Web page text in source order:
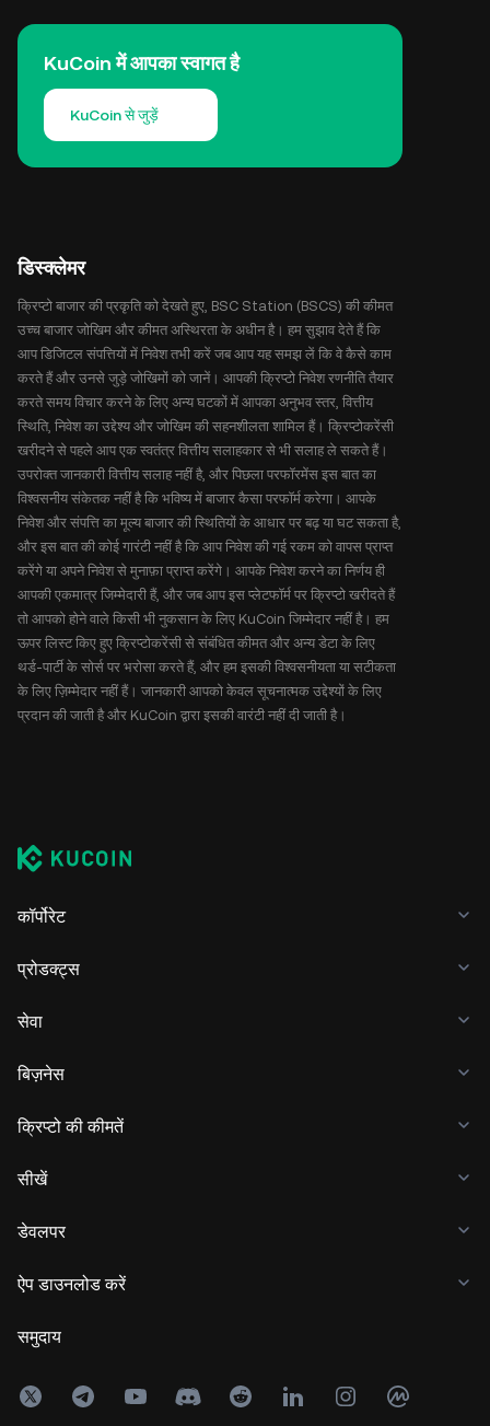
KuCoin में आपका स्वागत है
KuCoin से जुड़ें
डिस्क्लेमर
क्रिप्टो बाजार की प्रकृति को देखते हुए, BSC Station (BSCS) की कीमत
उच्च बाजार जोखिम और कीमत अस्थिरता के अधीन है। हम सुझाव देते हैं कि
आप डिजिटल संपत्तियों में निवेश तभी करें जब आप यह समझ लें कि वे कैसे काम
करते हैं और उनसे जुड़े जोखिमों को जानें। आपकी क्रिप्टो निवेश रणनीति तैयार
करते समय विचार करने के लिए अन्य घटकों में आपका अनुभव स्तर, वित्तीय
स्थिति, निवेश का उद्देश्य और जोखिम की सहनशीलता शामिल हैं। क्रिप्टोकरेंसी
खरीदने से पहले आप एक स्वतंत्र वित्तीय सलाहकार से भी सलाह ले सकते हैं।
उपरोक्त जानकारी वित्तीय सलाह नहीं है, और पिछला परफॉरमेंस इस बात का
विश्वसनीय संकेतक नहीं है कि भविष्य में बाजार कैसा परफॉर्म करेगा। आपके
निवेश और संपत्ति का मूल्य बाजार की स्थितियों के आधार पर बढ़ या घट सकता है,
और इस बात की कोई गारंटी नहीं है कि आप निवेश की गई रकम को वापस प्राप्त
करेंगे या अपने निवेश से मुनाफ़ा प्राप्त करेंगे। आपके निवेश करने का निर्णय ही
आपकी एकमात्र जिम्मेदारी हैं, और जब आप इस प्लेटफॉर्म पर क्रिप्टो खरीदते हैं
तो आपको होने वाले किसी भी नुकसान के लिए KuCoin जिम्मेदार नहीं है। हम
ऊपर लिस्ट किए हुए क्रिप्टोकरेंसी से संबंधित कीमत और अन्य डेटा के लिए
थर्ड-पार्टी के सोर्स पर भरोसा करते हैं, और हम इसकी विश्वसनीयता या सटीकता
के लिए ज़िम्मेदार नहीं हैं। जानकारी आपको केवल सूचनात्मक उद्देश्यों के लिए
प्रदान की जाती है और KuCoin द्वारा इसकी वारंटी नहीं दी जाती है।
कॉर्पोरेट
प्रोडक्ट्स
सेवा
बिज़नेस
क्रिप्टो की कीमतें
सीखें
डेवलपर
ऐप डाउनलोड करें
समुदाय